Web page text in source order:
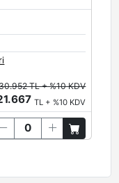
TL + %10 KDV
TL + %10 KDV